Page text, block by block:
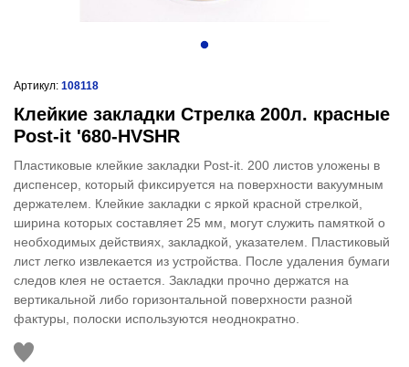
Артикул: 108118
Клейкие закладки Стрелка 200л. красные
Post-it '680-HVSHR
Пластиковые клейкие закладки Post-it. 200 листов уложены в
диспенсер, который фиксируется на поверхности вакуумным
держателем. Клейкие закладки с яркой красной стрелкой,
ширина которых составляет 25 мм, могут служить памяткой о
необходимых действиях, закладкой, указателем. Пластиковый
лист легко извлекается из устройства. После удаления бумаги
следов клея не остается. Закладки прочно держатся на
вертикальной либо горизонтальной поверхности разной
фактуры, полоски используются неоднократно.